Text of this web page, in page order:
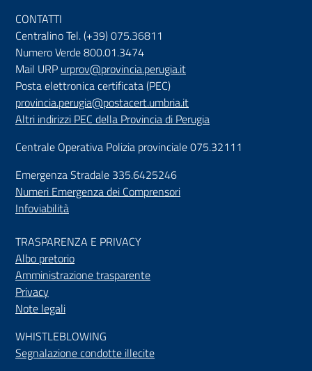
CONTATTI
Centralino Tel. (+39) 075.36811
Numero Verde 800.01.3474
Mail URP urprov@provincia.perugia.it
Posta elettronica certificata (PEC)
provincia.perugia@postacert.umbria.it
Altri indirizzi PEC della Provincia di Perugia
Centrale Operativa Polizia provinciale 075.32111
Emergenza Stradale 335.6425246
Numeri Emergenza dei Comprensori
Infoviabilità
TRASPARENZA E PRIVACY
Albo pretorio
Amministrazione trasparente
Privacy
Note legali
WHISTLEBLOWING
Segnalazione condotte illecite